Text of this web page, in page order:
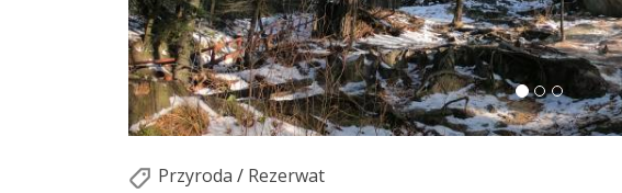
Przyroda / Rezerwat